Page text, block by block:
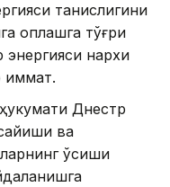
танқислигини
қоплашга тўғри
энергияси нархи
Днестр
ва
ўсиши